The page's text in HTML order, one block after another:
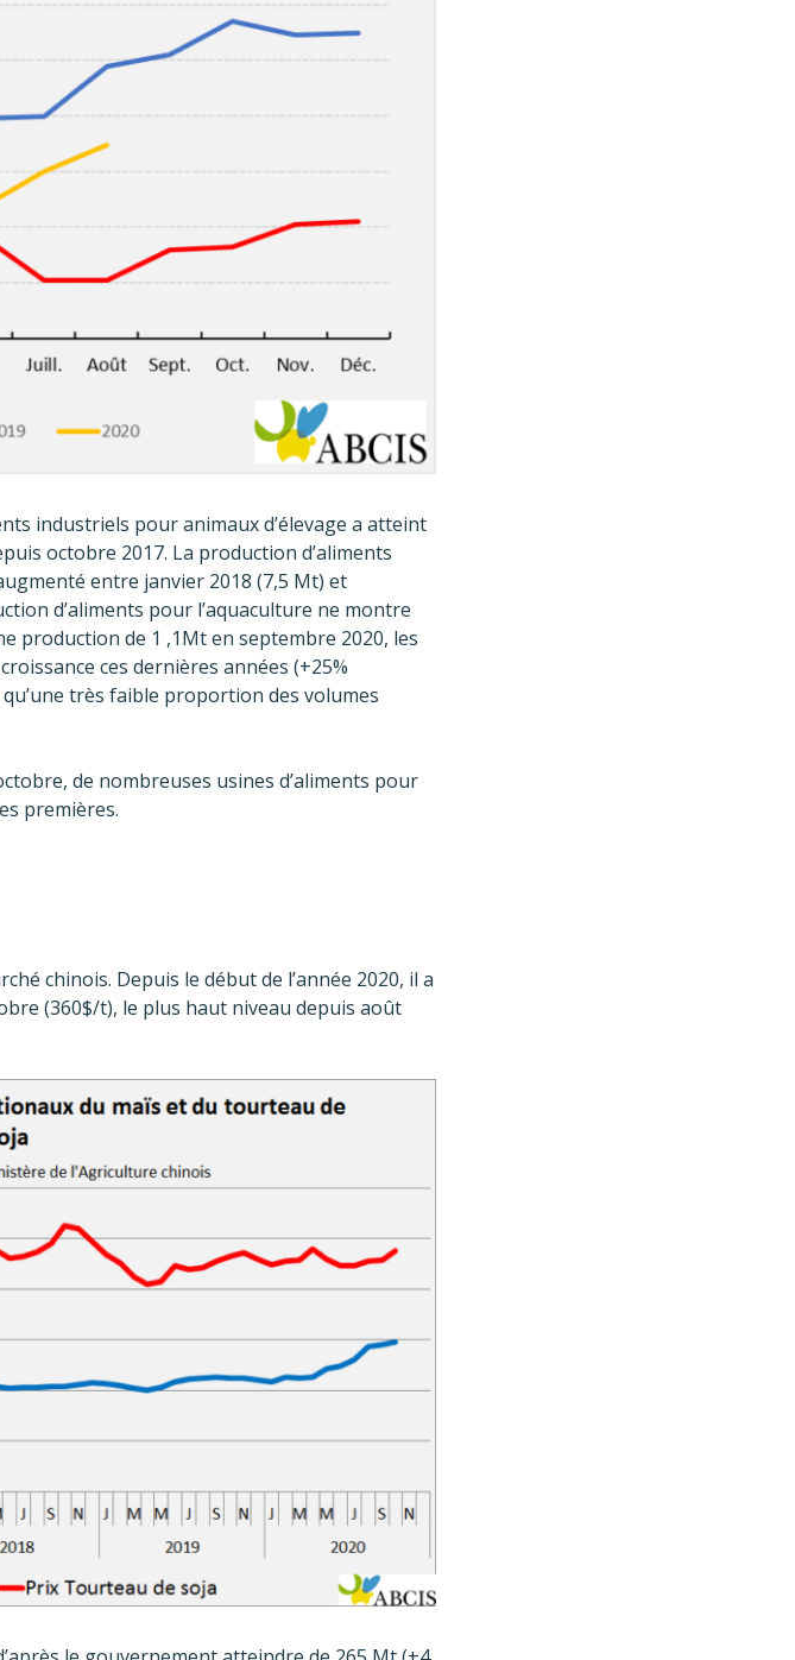
industriels pour animaux d’élevage a atteint
octobre 2017. La production d’aliments
entre janvier 2018 (7,5 Mt) et
d’aliments pour l’aquaculture ne montre
production de 1 ,1Mt en septembre 2020, les
ces dernières années (+25%
très faible proportion des volumes
de nombreuses usines d’aliments pour
premières.
chinois. Depuis le début de l’année 2020, il a
(360$/t), le plus haut niveau depuis août